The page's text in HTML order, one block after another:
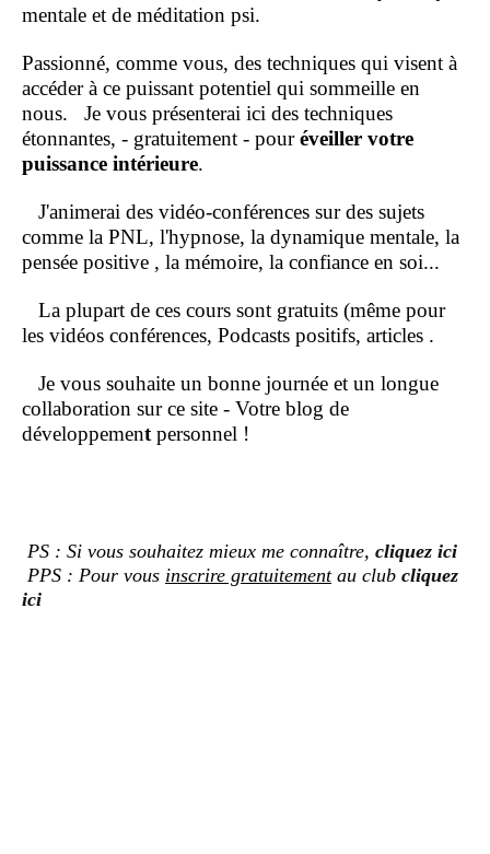
mentale et de méditation psi.
Passionné, comme vous, des techniques qui visent à
accéder à ce puissant potentiel qui sommeille en
nous. Je vous présenterai ici des techniques
étonnantes, - gratuitement - pouréveiller votre
puissance intérieure.
J'animerai des vidéo-conférences sur des sujets
comme la PNL, l'hypnose, la dynamique mentale, la
pensée positive , la mémoire, la confiance en soi...
La plupart de ces cours sont gratuits (même pour
les vidéos conférences, Podcasts positifs, articles .
Je vous souhaite un bonne journée et un longue
collaboration sur ce site - Votre blog de
développement personnel !
PS : Si vous souhaitez mieux me connaître, cliquez ici
PPS : Pour vous inscrire gratuitementau club cliquez
ici